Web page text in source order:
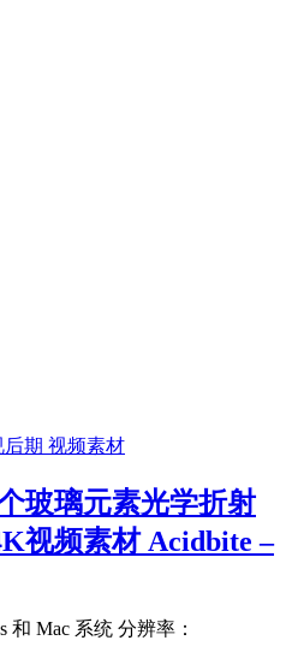
期 视频素材
玻璃元素光学折射
视频素材 Acidbite –
和 Mac 系统 分辨率：